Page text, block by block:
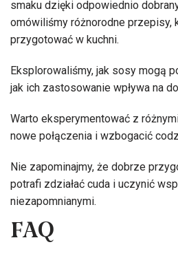
smaku dzięki odpowiednio
omówiliśmy różnorodne przepisy,
przygotować w kuchni.
Eksplorowaliśmy, jak sosy mogą
jak ich zastosowanie wpływa na
Warto eksperymentować z
nowe połączenia i wzbogacić
Nie zapominajmy, że dobrze
potrafi zdziałać cuda i uczynić
niezapomnianymi.
FAQ